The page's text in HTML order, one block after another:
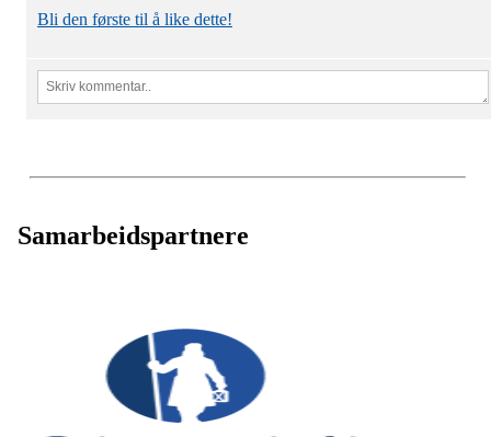
Bli den første til å like dette!
Samarbeidspartnere